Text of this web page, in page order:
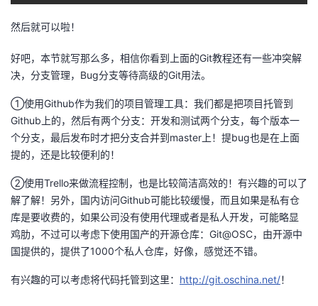
然后就可以啦！
好吧，本节就写那么多，相信你看到上面的Git教程还有一些冲突解
决，分支管理，Bug分支等待高级的Git用法。
①使用Github作为我们的项目管理工具：我们都是把项目托管到
Github上的，然后有两个分支：开发和测试两个分支，每个版本一
个分支，最后发布时才把分支合并到master上！提bug也是在上面
提的，还是比较便利的！
②使用Trello来做流程控制，也是比较简洁高效的！有兴趣的可以了
解了解！另外，国内访问Github可能比较缓慢，而且如果是私有仓
库是要收费的，如果公司没有使用代理或者是私人开发，可能略显
鸡肋，不过可以考虑下使用国产的开源仓库：Git@OSC，由开源中
国提供的，提供了1000个私人仓库，好像，感觉还不错。
有兴趣的可以考虑将代码托管到这里： http://git.oschina.net/！